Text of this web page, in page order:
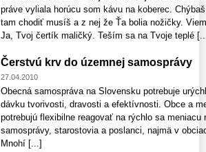
práve vyliala horúcu som kávu na koberec.
tam chodiť musíš a z nej že Ťa bolia nožičky.
Ja, Tvoj čertík maličký. Teším sa na Tvoje teplé
Čerstvú krv do územnej samosprávy
27.04.2010
Obecná samospráva na Slovensku potrebuje
dávku tvorivosti, dravosti a efektívnosti. Obce a
potrebujú flexibilne reagovať na rýchlo sa
samosprávy, starostovia a poslanci, najmä v
Mnohí [...]